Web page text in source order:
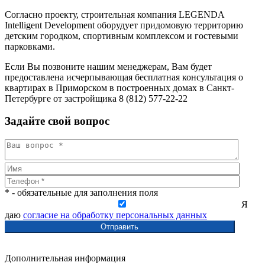
Согласно проекту, строительная компания LEGENDA
Intelligent Development оборудует придомовую территорию
детским городком, спортивным комплексом и гостевыми
парковками.
Если Вы позвоните нашим менеджерам, Вам будет
предоставлена исчерпывающая бесплатная консультация о
квартирах в Приморском в построенных домах в Санкт-
Петербурге от застройщика 8 (812) 577-22-22
Задайте свой вопрос
* - обязательные для заполнения поля
Я
даю согласие на обработку персональных данных
Дополнительная информация